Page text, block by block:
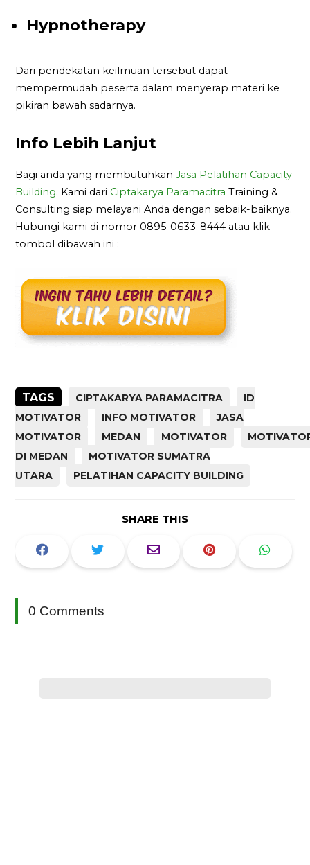
Hypnotherapy
Dari pendekatan keilmuan tersebut dapat
mempermudah peserta dalam menyerap materi ke
pikiran bawah sadarnya.
Info Lebih Lanjut
Bagi anda yang membutuhkanJasa Pelatihan Capacity
Building. Kami dari Ciptakarya Paramacitra Training &
Consulting siap melayani Anda dengan sebaik-baiknya.
Hubungi kami di nomor 0895-0633-8444 atau klik
tombol dibawah ini :
TAGS CIPTAKARYA PARAMACITRA
ID
MOTIVATOR
INFO MOTIVATOR
JASA
MOTIVATOR
MEDAN MOTIVATOR
DI MEDAN
MOTIVATOR SUMATRA
UTARA
PELATIHAN CAPACITY BUILDING
SHARE THIS
0 Comments